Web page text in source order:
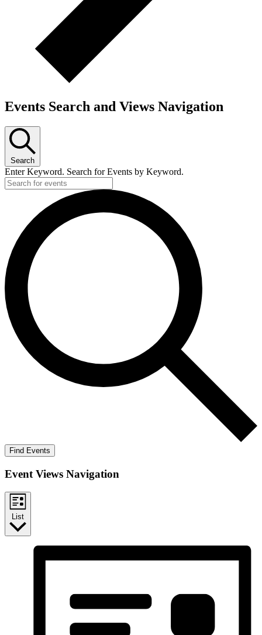
Events Search and Views Navigation
Search
Enter Keyword. Search for Events by Keyword.
Find Events
Event Views Navigation
List